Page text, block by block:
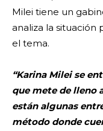
Milei tiene un
analiza la situación
el tema.
“Karina Milei se
que mete de lleno
están algunas
método donde